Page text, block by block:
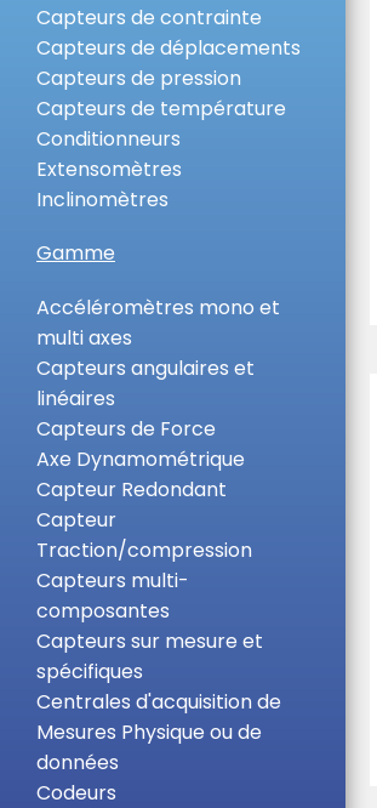
Capteurs de contrainte
Capteurs de déplacements
Capteurs de pression
Capteurs de température
Conditionneurs
Extensomètres
Inclinomètres
Gamme
Accéléromètres mono et
multi axes
Capteurs angulaires et
linéaires
Capteurs de Force
Axe Dynamométrique
Capteur Redondant
Capteur
Traction/compression
Capteurs multi-
composantes
Capteurs sur mesure et
spécifiques
Centrales d'acquisition de
Mesures Physique ou de
données
Codeurs